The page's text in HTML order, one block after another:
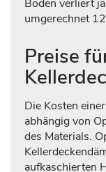
Boden verliert
umgerechnet
Preise
Die Kosten
abhängig von
des Materials.
aufkaschierten